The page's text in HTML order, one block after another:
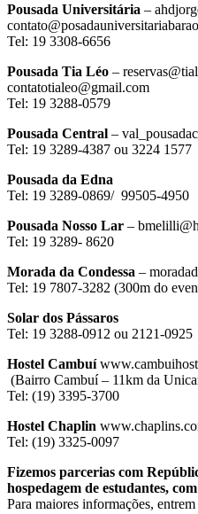
Pousada Universitária –
Tel: 19 3308-6656
Pousada Tia Léo –
contatotialeo@gmail.com
Tel: 19 3288-0579
Pousada Central –
Tel: 19 3289-4387 ou 3224 1577
Pousada da Edna
Tel: 19 3289-0869/ 99505-4950
Pousada Nosso Lar –
Tel: 19 3289- 8620
Morada da Condessa –
Tel: 19 7807-3282 (300m do
Solar dos Pássaros
Tel: 19 3288-0912 ou 2121-0925
Hostel Cambuí
(Bairro Cambuí – 11km da
Tel: (19) 3395-3700
Hostel Chaplin
Tel: (19) 3325-0097
Fizemos parcerias com
hospedagem de estudantes,
Para maiores informações,